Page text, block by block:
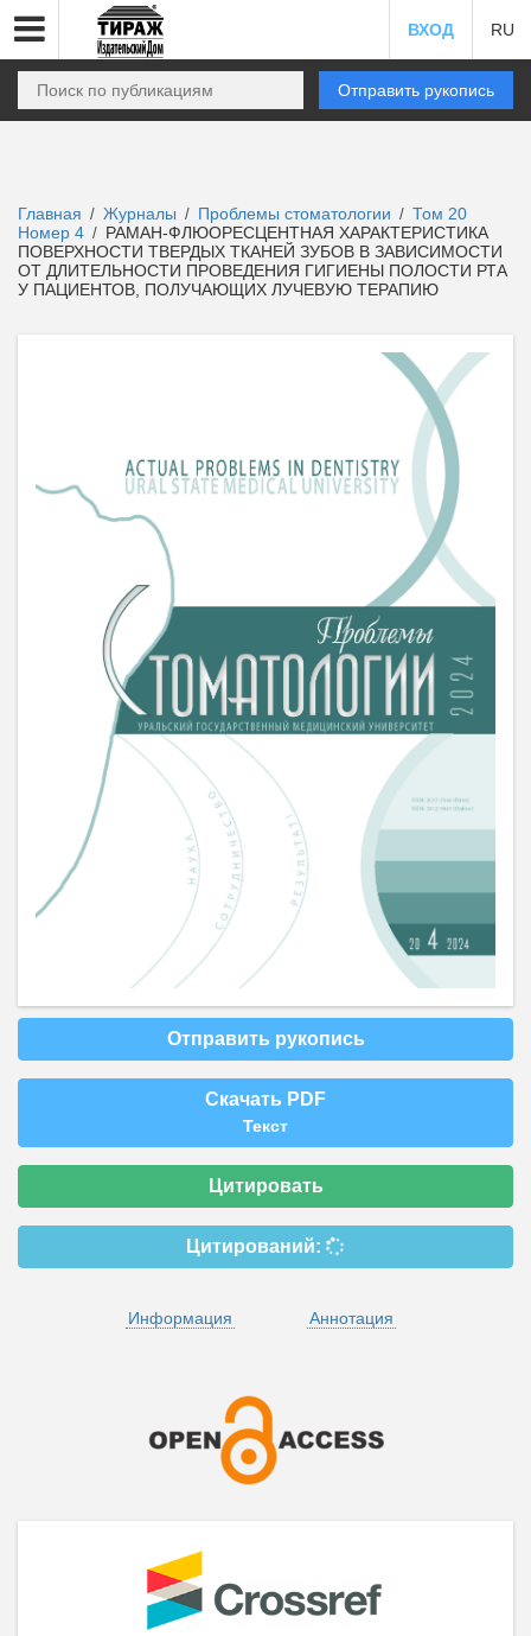
ВХОД RU
Отправить рукопись
Главная / Журналы / Проблемы стоматологии / Том 20
Номер 4 / РАМАН-ФЛЮОРЕСЦЕНТНАЯ ХАРАКТЕРИСТИКА
ПОВЕРХНОСТИ ТВЕРДЫХ ТКАНЕЙ ЗУБОВ В ЗАВИСИМОСТИ
ОТ ДЛИТЕЛЬНОСТИ ПРОВЕДЕНИЯ ГИГИЕНЫ ПОЛОСТИ РТА
У ПАЦИЕНТОВ, ПОЛУЧАЮЩИХ ЛУЧЕВУЮ ТЕРАПИЮ
Отправить рукопись
Скачать PDF
Текст
Цитировать
Цитирований:
Информация Аннотация